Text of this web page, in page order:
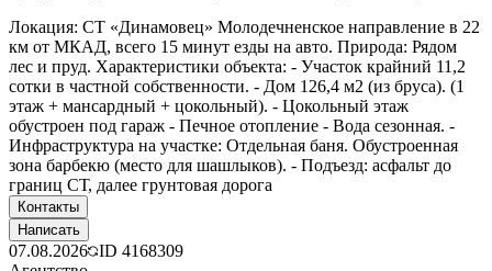
Локация: СТ «Динамовец» Молодечненское направление в 22
км от МКАД, всего 15 минут езды на авто. Природа: Рядом
лес и пруд. Характеристики объекта: - Участок крайний 11,2
сотки в частной собственности. - Дом 126,4 м2 (из бруса). (1
этаж + мансардный + цокольный). - Цокольный этаж
обустроен под гараж - Печное отопление - Вода сезонная. -
Инфраструктура на участке: Отдельная баня. Обустроенная
зона барбекю (место для шашлыков). - Подъезд: асфальт до
границ СТ, далее грунтовая дорога
Контакты
Написать
07.08.2026 ID 4168309